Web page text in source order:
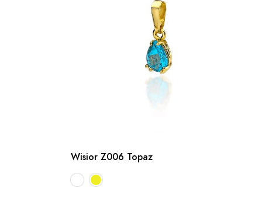
Wisior Z006 Topaz